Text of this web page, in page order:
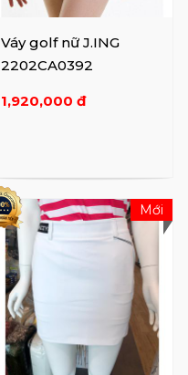
Váy golf nữ J.ING
2202CA0392
1,920,000 đ
Mới